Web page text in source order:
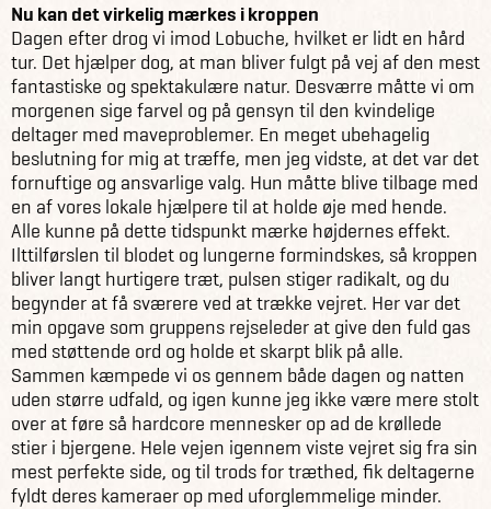
Nu kan det virkelig mærkes i kroppen
Dagen efter drog vi imod Lobuche, hvilket er lidt en hård
tur. Det hjælper dog, at man bliver fulgt på vej af den mest
fantastiske og spektakulære natur. Desværre måtte vi om
morgenen sige farvel og på gensyn til den kvindelige
deltager med maveproblemer. En meget ubehagelig
beslutning for mig at træffe, men jeg vidste, at det var det
fornuftige og ansvarlige valg. Hun måtte blive tilbage med
en af vores lokale hjælpere til at holde øje med hende.
Alle kunne på dette tidspunkt mærke højdernes effekt.
Ilttilførslen til blodet og lungerne formindskes, så kroppen
bliver langt hurtigere træt, pulsen stiger radikalt, og du
begynder at få sværere ved at trække vejret. Her var det
min opgave som gruppens rejseleder at give den fuld gas
med støttende ord og holde et skarpt blik på alle.
Sammen kæmpede vi os gennem både dagen og natten
uden større udfald, og igen kunne jeg ikke være mere stolt
over at føre så hardcore mennesker op ad de krøllede
stier i bjergene. Hele vejen igennem viste vejret sig fra sin
mest perfekte side, og til trods for træthed, fik deltagerne
fyldt deres kameraer op med uforglemmelige minder.